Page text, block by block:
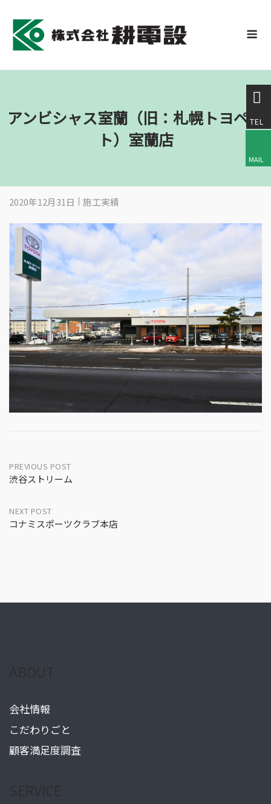
content
アンビシャス室蘭（旧：札幌トヨペッ
ト）室蘭店
2020年12月31日 施工実績
Post
PREVIOUS POST
渋谷ストリーム
NEXT POST
コナミスポーツクラブ本店
会社情報
こだわりごと
顧客満足度調査